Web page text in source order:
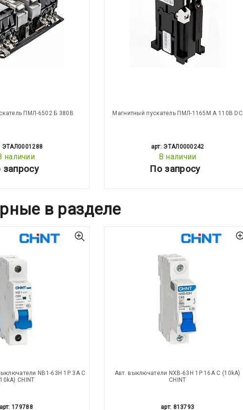
ПМЛ-6502 Б 380В
ЭТАЛ0001288
наличии
запросу
Магнитный пускатель ПМЛ-1165М А 110В DC
арт: ЭТАЛ0000242
В наличии
По запросу
в разделе
NB1-63H 1P 3A C
CHINT
арт: 179788
Авт. выключатели NXB-63H 1P 16A С (10kA)
CHINT
арт: 813793